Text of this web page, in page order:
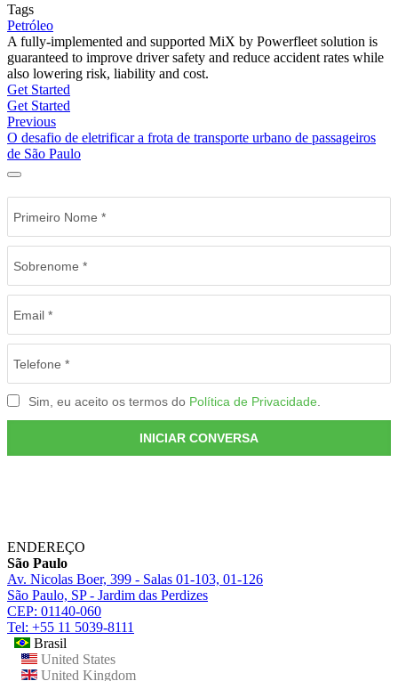
Tags
Petróleo
A fully-implemented and supported MiX by Powerfleet solution is
guaranteed to improve driver safety and reduce accident rates while
also lowering risk, liability and cost.
Get Started
Get Started
Previous
O desafio de eletrificar a frota de transporte urbano de passageiros
de São Paulo
ENDEREÇO
São Paulo
Av. Nicolas Boer, 399 - Salas 01-103, 01-126
São Paulo, SP - Jardim das Perdizes
CEP: 01140-060
Tel: +55 11 5039-8111
Brasil
United States
United Kingdom